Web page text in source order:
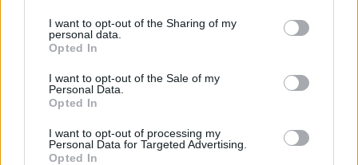
not limited to your visit or usage behaviour. You may click to
grant or deny consent to Google and its third-party tags to
use your data for below specified purposes in below Google
consent section.
I want to opt-out of the Sharing of my
personal data.
Opted In
I want to opt-out of the Sale of my
Personal Data.
Opted In
I want to opt-out of processing my
Personal Data for Targeted Advertising.
Opted In
psim swędem— Psia historia
zagiąć parol
Mogą Cię zainteresować również hasła